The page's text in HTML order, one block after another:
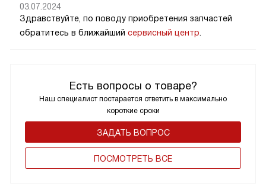
Есть вопросы о товаре?
Наш специалист постарается ответить в максимально
короткие сроки
ЗАДАТЬ ВОПРОС
ПОCМОТРЕТЬ ВСЕ
03.07.2024
Здравствуйте, по поводу приобретения запчастей
обратитесь в ближайший сервисный центр